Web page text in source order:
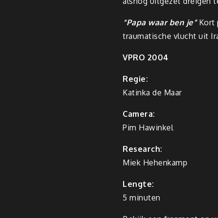
“Papa waar ben je”Kort
traumatische vlucht uit
VPRO 2004
Regie:
Katinka de Maar
Camera:
Pim Hawinkel
Research:
Miek Hehenkamp
Lengte:
5 minuten